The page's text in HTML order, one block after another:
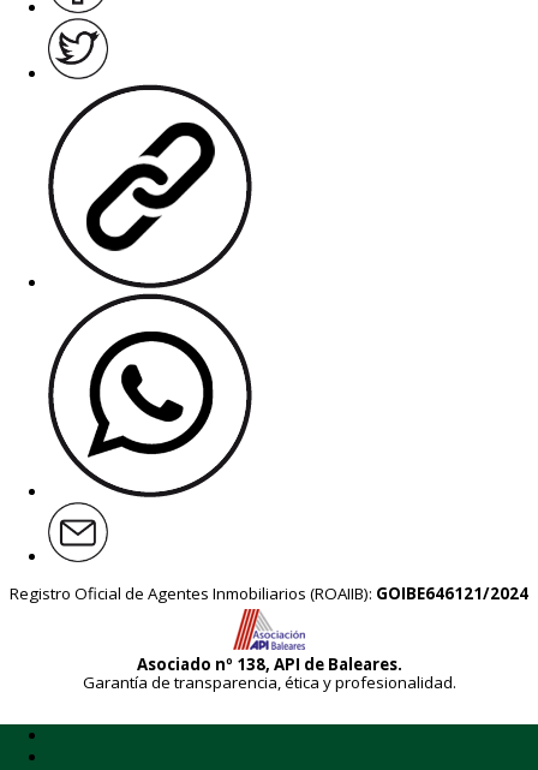
Registro Oficial de Agentes Inmobiliarios (ROAIIB): GOIBE646121/2024
Asociado nº 138, API de Baleares.
Garantía de transparencia, ética y profesionalidad.